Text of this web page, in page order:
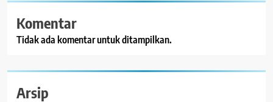
Komentar
Tidak ada komentar untuk ditampilkan.
Arsip